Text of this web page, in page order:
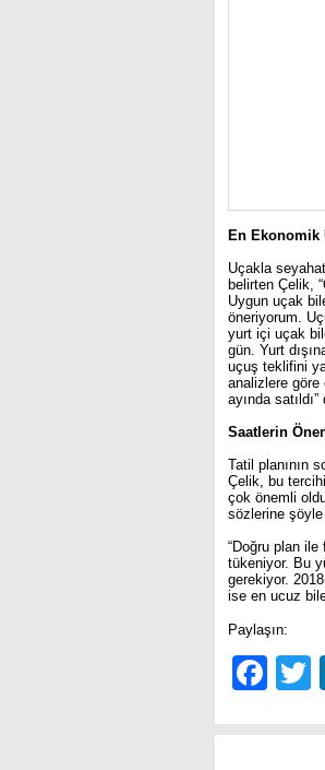
En Ekonomik
Uçakla
belirten Çelik,
Uygun uçak
öneriyorum.
yurt içi uçak
gün. Yurt
uçuş teklifini
analizlere göre
ayında
Saatlerin
Tatil planının
Çelik, bu
çok önemli
sözlerine
“Doğru plan
tükeniyor. Bu
gerekiyor.
ise en ucuz
Paylaşın: